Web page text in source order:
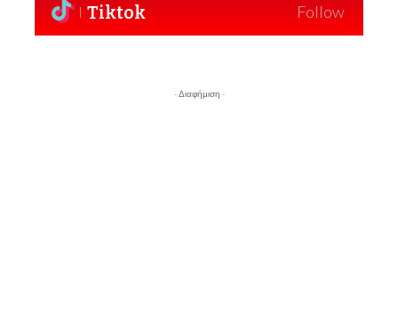
Tiktok Follow
- Διαφήμιση -